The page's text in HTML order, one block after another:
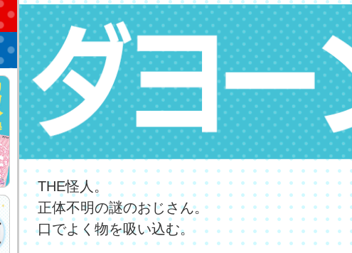
THE怪人。
正体不明の謎のおじさん。
口でよく物を吸い込む。